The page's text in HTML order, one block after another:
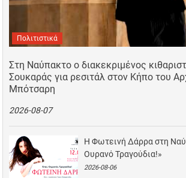
Πολιτιστικά
Στη Ναύπακτο ο διακεκριμένος
Σουκαράς για ρεσιτάλ στον Κήπο του
Μπότσαρη
2026-08-07
Η Φωτεινή Δάρρα στη
Ουρανό Τραγούδια!»
2026-08-06